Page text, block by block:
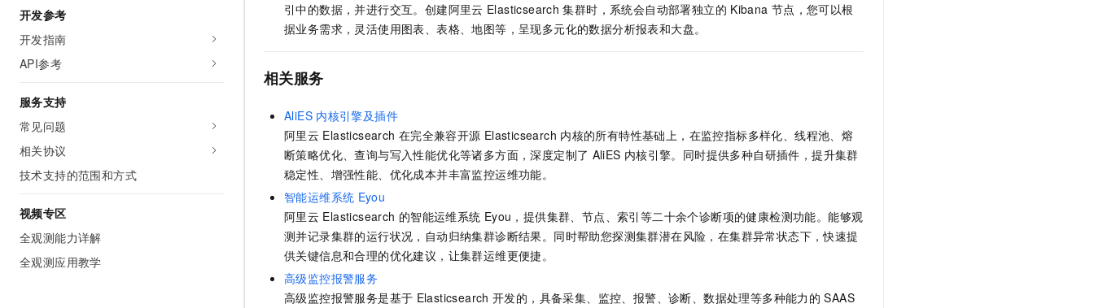
开发参考
开发指南
API参考
服务支持
常见问题
相关协议
技术支持的范围和方式
视频专区
全观测能力详解
全观测应用教学
引中的数据，并进行交互。创建阿里云 Elasticsearch 集群时，系统会自动部署独立的 Kibana 节点，您可以根
据业务需求，灵活使用图表、表格、地图等，呈现多元化的数据分析报表和大盘。
相关服务
AliES 内核引擎及插件
阿里云 Elasticsearch 在完全兼容开源 Elasticsearch 内核的所有特性基础上，在监控指标多样化、线程池、熔
断策略优化、查询与写入性能优化等诸多方面，深度定制了 AliES 内核引擎。同时提供多种自研插件，提升集群
稳定性、增强性能、优化成本并丰富监控运维功能。
智能运维系统 Eyou
阿里云 Elasticsearch 的智能运维系统 Eyou，提供集群、节点、索引等二十余个诊断项的健康检测功能。能够观
测并记录集群的运行状况，自动归纳集群诊断结果。同时帮助您探测集群潜在风险，在集群异常状态下，快速提
供关键信息和合理的优化建议，让集群运维更便捷。
高级监控报警服务
高级监控报警服务是基于 Elasticsearch 开发的，具备采集、监控、报警、诊断、数据处理等多种能力的 SAAS